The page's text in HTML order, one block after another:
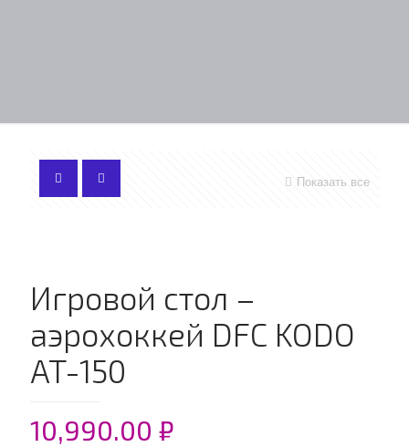
Показать все
Игровой стол –
аэрохоккей DFC KODO
AT-150
10,990.00 ₽